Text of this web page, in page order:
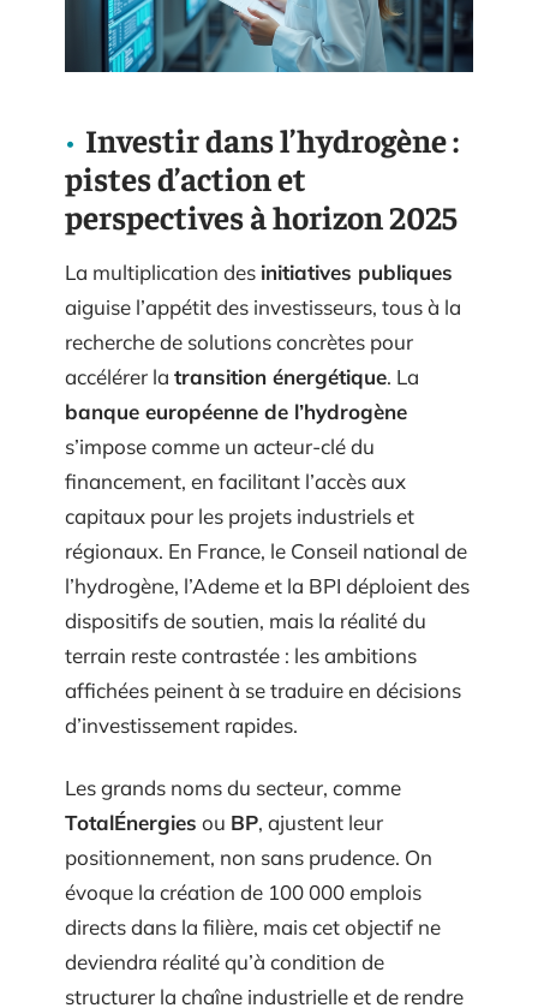
Investir dans l’hydrogène :
pistes d’action et
perspectives à horizon 2025
La multiplication des initiatives publiques
aiguise l’appétit des investisseurs, tous à la
recherche de solutions concrètes pour
accélérer la transition énergétique. La
banque européenne de l’hydrogène
s’impose comme un acteur-clé du
financement, en facilitant l’accès aux
capitaux pour les projets industriels et
régionaux. En France, le Conseil national de
l’hydrogène, l’Ademe et la BPI déploient des
dispositifs de soutien, mais la réalité du
terrain reste contrastée : les ambitions
affichées peinent à se traduire en décisions
d’investissement rapides.
Les grands noms du secteur, comme
TotalÉnergies ou BP, ajustent leur
positionnement, non sans prudence. On
évoque la création de 100 000 emplois
directs dans la filière, mais cet objectif ne
deviendra réalité qu’à condition de
structurer la chaîne industrielle et de rendre